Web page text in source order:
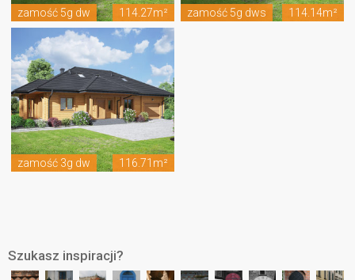
zamość 5g dw 114.27m² zamość 5g dws 114.14m²
zamość 3g dw 116.71m²
Szukasz inspiracji?